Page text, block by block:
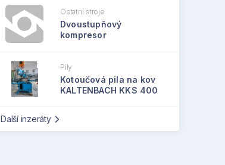
Ostatní stroje
Dvoustupňový
kompresor
Pily
Kotoučová pila na kov
KALTENBACH KKS 400
Další inzeráty